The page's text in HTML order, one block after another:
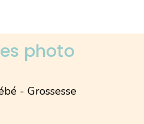
photo
- Grossesse